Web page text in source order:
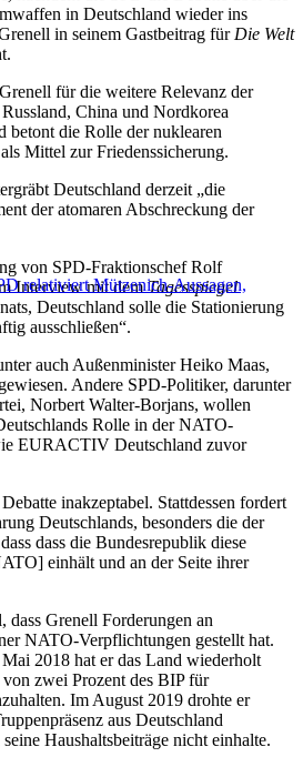
in Deutschland wieder ins
in seinem Gastbeitrag für Die Welt
für die weitere Relevanz der
China und Nordkorea
betont die Rolle der nuklearen
Mittel zur Friedenssicherung.
Deutschland derzeit „die
der atomaren Abschreckung der
relativiert Mützenich-Aussagen,
von SPD-Fraktionschef Rolf
Interview mit demTagesspiegel
Deutschland solle die Stationierung
ausschließen“.
auch Außenminister Heiko Maas,
Andere SPD-Politiker, darunter
Norbert Walter-Borjans, wollen
Rolle in der NATO-
EURACTIV Deutschland zuvor
inakzeptabel. Stattdessen fordert
Deutschlands, besonders die der
dass die Bundesrepublik diese
einhält und an der Seite ihrer
dass Grenell Forderungen an
NATO-Verpflichtungen gestellt hat.
2018 hat er das Land wiederholt
zwei Prozent des BIP für
Im August 2019 drohte er
aus Deutschland
Haushaltsbeiträge nicht einhalte.